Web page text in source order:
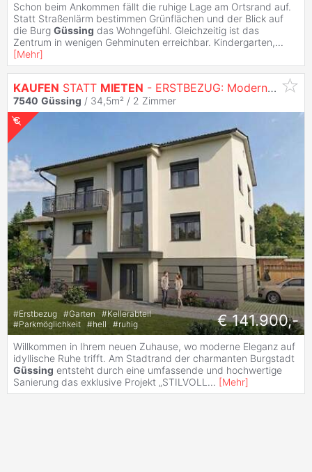
Schon beim Ankommen fällt die ruhige Lage am Ortsrand auf.
Statt Straßenlärm bestimmen Grünflächen und der Blick auf
die Burg Güssing das Wohngefühl. Gleichzeitig ist das
Zentrum in wenigen Gehminuten erreichbar. Kindergarten,...
[Mehr]
KAUFEN STATT MIETEN - ERSTBEZUG: Moderne 2-Zimmer-
7540 Güssing / 34,5m² / 2 Zimmer
#Erstbezug #Garten #Kellerabteil
#Parkmöglichkeit #hell #ruhig € 141.900,-
Willkommen in Ihrem neuen Zuhause, wo moderne Eleganz auf
idyllische Ruhe trifft. Am Stadtrand der charmanten Burgstadt
Güssing entsteht durch eine umfassende und hochwertige
Sanierung das exklusive Projekt „STILVOLL ... [Mehr]